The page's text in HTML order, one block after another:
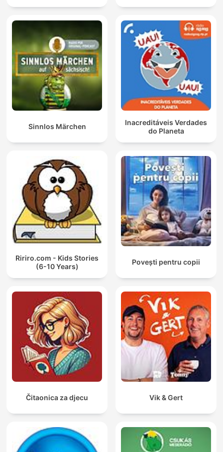
Sinnlos Märchen
Inacreditáveis Verdades
do Planeta
Ririro.com - Kids Stories
(6-10 Years)
Povești pentru copii
Čitaonica za djecu Vik & Gert